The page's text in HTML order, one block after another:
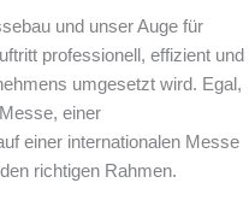
und unser Auge für
professionell, effizient und
umgesetzt wird. Egal,
einer
einer internationalen Messe
richtigen Rahmen.